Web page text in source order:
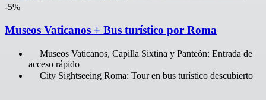
-5%
Museos Vaticanos + Bus turístico por Roma
Museos Vaticanos, Capilla Sixtina y Panteón: Entrada de
acceso rápido
City Sightseeing Roma: Tour en bus turístico descubierto